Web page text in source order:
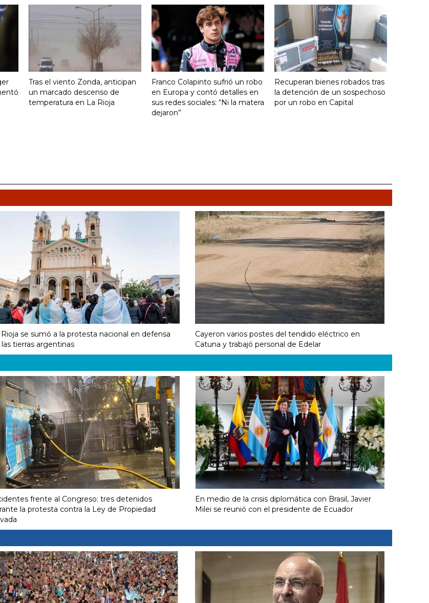
Tras el viento Zonda, anticipan
un marcado descenso de
temperatura en La Rioja
Franco Colapinto sufrió un robo
en Europa y contó detalles en
sus redes sociales: “Ni la matera
dejaron”
Recuperan bienes robados tras
la detención de un sospechoso
por un robo en Capital
Rioja se sumó a la protesta nacional en defensa
las tierras argentinas
Cayeron varios postes del tendido eléctrico en
Catuna y trabajó personal de Edelar
frente al Congreso: tres detenidos
la protesta contra la Ley de Propiedad
En medio de la crisis diplomática con Brasil, Javier
Milei se reunió con el presidente de Ecuador